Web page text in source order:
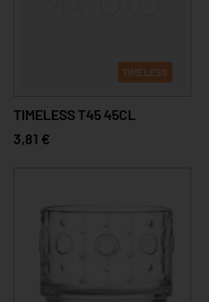
TIMELESS
TIMELESS T45 45CL
3,81 €